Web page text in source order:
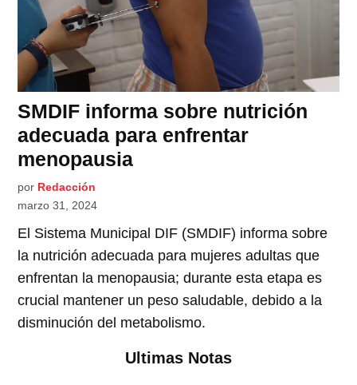
SMDIF informa sobre nutrición
adecuada para enfrentar
menopausia
por Redacción
marzo 31, 2024
El Sistema Municipal DIF (SMDIF) informa sobre
la nutrición adecuada para mujeres adultas que
enfrentan la menopausia; durante esta etapa es
crucial mantener un peso saludable, debido a la
disminución del metabolismo.
Ultimas Notas